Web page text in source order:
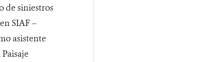
de siniestros
SIAF –
asistente